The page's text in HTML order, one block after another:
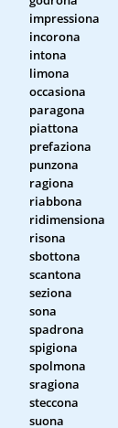
impressiona
incorona
intona
limona
occasiona
paragona
piattona
prefaziona
punzona
ragiona
riabbona
ridimensiona
risona
sbottona
scantona
seziona
sona
spadrona
spigiona
spolmona
sragiona
steccona
suona